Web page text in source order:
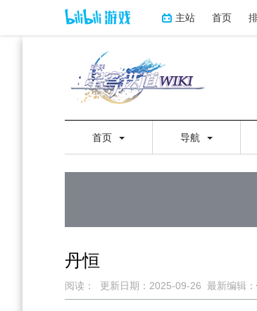
主站 首页
首页 导航
丹恒
阅读： 更新日期： 2025-09-26 最新编辑：